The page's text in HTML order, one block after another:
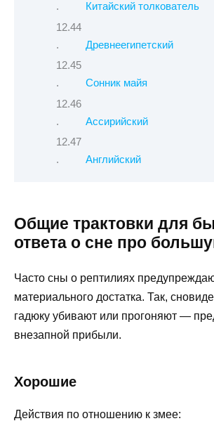
Китайский толкователь
Древнеегипетский
Сонник майя
Ассирийский
Английский
Общие трактовки для
ответа о сне про
Часто сны о рептилиях
материального достатка. Так,
гадюку убивают или прогоняют —
внезапной прибыли.
Хорошие
Действия по отношению к змее: